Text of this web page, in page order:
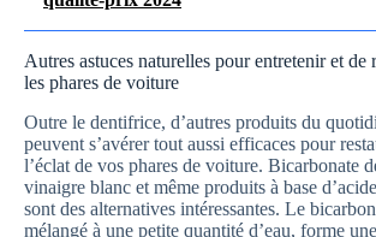
Autres astuces naturelles pour entretenir et de
les phares de voiture
Outre le dentifrice, d’autres produits du
peuvent s’avérer tout aussi efficaces pour
l’éclat de vos phares de voiture. Bicarbonate
vinaigre blanc et même produits à base
sont des alternatives intéressantes. Le
mélangé à une petite quantité d’eau, forme